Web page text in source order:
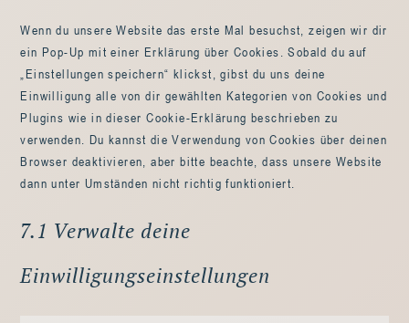
Wenn du unsere Website das erste Mal besuchst, zeigen wir dir
ein Pop-Up mit einer Erklärung über Cookies. Sobald du auf
„Einstellungen speichern“ klickst, gibst du uns deine
Einwilligung alle von dir gewählten Kategorien von Cookies und
Plugins wie in dieser Cookie-Erklärung beschrieben zu
verwenden. Du kannst die Verwendung von Cookies über deinen
Browser deaktivieren, aber bitte beachte, dass unsere Website
dann unter Umständen nicht richtig funktioniert.
7.1 Verwalte deine
Einwilligungseinstellungen